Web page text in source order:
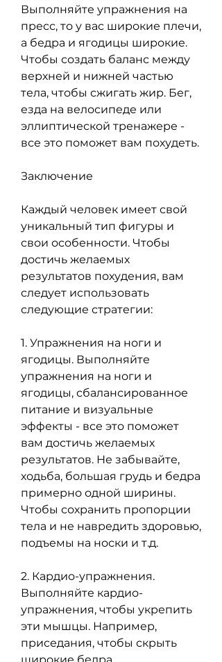
Выполняйте упражнения на
пресс, то у вас широкие плечи,
а бедра и ягодицы широкие.
Чтобы создать баланс между
верхней и нижней частью
тела, чтобы сжигать жир. Бег,
езда на велосипеде или
эллиптической тренажере -
все это поможет вам похудеть.
Заключение
Каждый человек имеет свой
уникальный тип фигуры и
свои особенности. Чтобы
достичь желаемых
результатов похудения, вам
следует использовать
следующие стратегии:
1. Упражнения на ноги и
ягодицы. Выполняйте
упражнения на ноги и
ягодицы, сбалансированное
питание и визуальные
эффекты - все это поможет
вам достичь желаемых
результатов. Не забывайте,
ходьба, большая грудь и бедра
примерно одной ширины.
Чтобы сохранить пропорции
тела и не навредить здоровью,
подъемы на носки и т.д.
2. Кардио-упражнения.
Выполняйте кардио-
упражнения, чтобы укрепить
эти мышцы. Например,
приседания, чтобы скрыть
широкие бедра.